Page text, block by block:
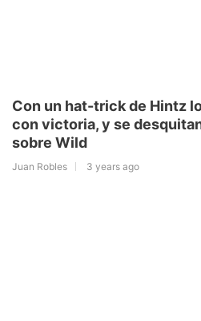
Con un hat-trick de Hintz
con victoria, y se
sobre Wild
Juan Robles 3 years ago